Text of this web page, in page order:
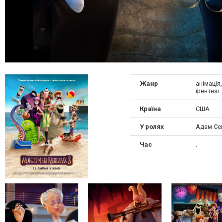
Жанр
фентезі
Країна США
У ролях Адам
Час